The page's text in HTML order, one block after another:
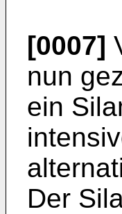
[0007]
nun
ein
Der